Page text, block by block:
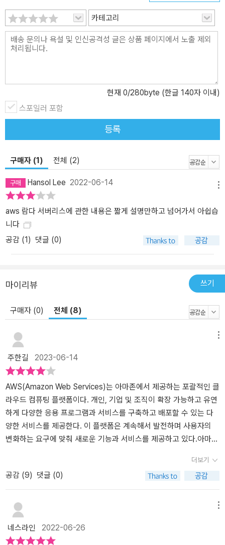
카테고리
현재 0/280byte (한글 140자 이내)
스포일러 포함
등록
구매자 (1) 전체 (2)
Hansol Lee 2022-06-14
aws 람다 서버리스에 관한 내용은 짧게 설명만하고 넘어가서 아쉽습
니다
공감 (1 ) 댓글 (0)
마이리뷰 쓰기
구매자 (0) 전체 (8)
주한길 2023-06-14
AWS(Amazon Web Services)는 아마존에서 제공하는 포괄적인 클
라우드 컴퓨팅 플랫폼이다. 개인, 기업 및 조직이 확장 가능하고 유연
하게 다양한 응용 프로그램과 서비스를 구축하고 배포할 수 있는 다
양한 서비스를 제공한다. 이 플랫폼은 계속해서 발전하며 사용자의
변화하는 요구에 맞춰 새로운 기능과 서비스를 제공하고 있다.​아마존
고 AWS의 대표적인 서비스인 Amazon EC2(서버 서비스), Amazo
n S3(스토리지 서비스), Amazon VPC(가상 네트워크 서비스), Am
azon RDS(데이터베이스 서비스)에 대해 개요와 기능 그리고 과금에
대해 잘 설명해 주고 있다.
더보기
공감 (9) 댓글 (0)
네스라인 2022-06-26